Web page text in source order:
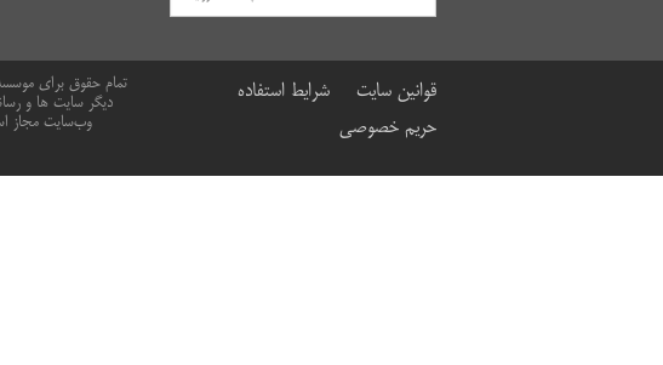
قوانین سایت
شرایط استفاده
حریم خصوصی
تمام حقوق برای
دیگر سایت ها و
وب‌سایت مجاز